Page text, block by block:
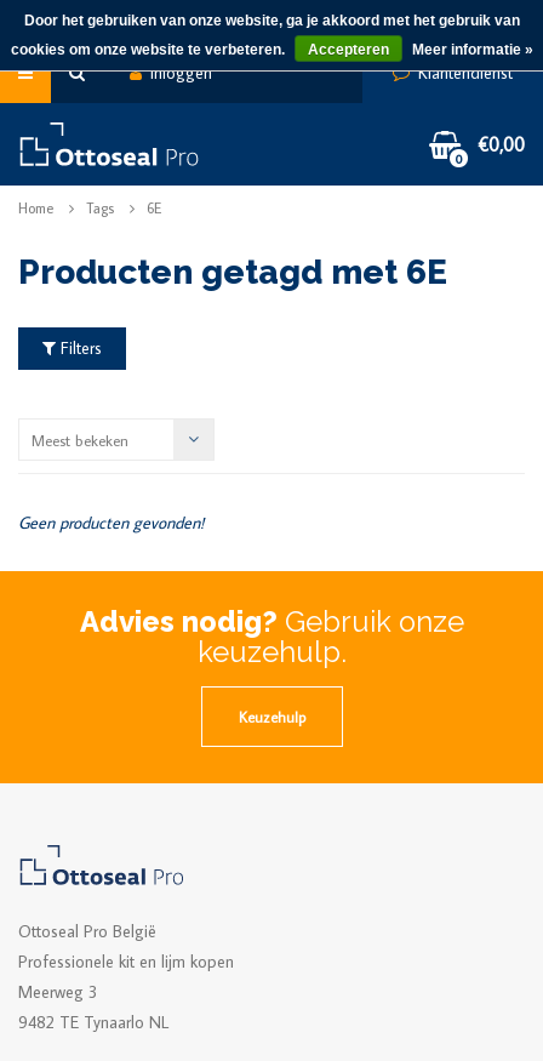
Inloggen Klantendienst
0
€0,00
Home Tags 6E
Producten getagd met 6E
Filters
Meest bekeken
Geen producten gevonden!
Advies nodig? Gebruik onze
keuzehulp.
Keuzehulp
Ottoseal Pro België
Professionele kit en lijm kopen
Meerweg 3
9482 TE Tynaarlo NL
Door het gebruiken van onze website, ga je akkoord met het gebruik van
cookies om onze website te verbeteren.
Accepteren Meer informatie »